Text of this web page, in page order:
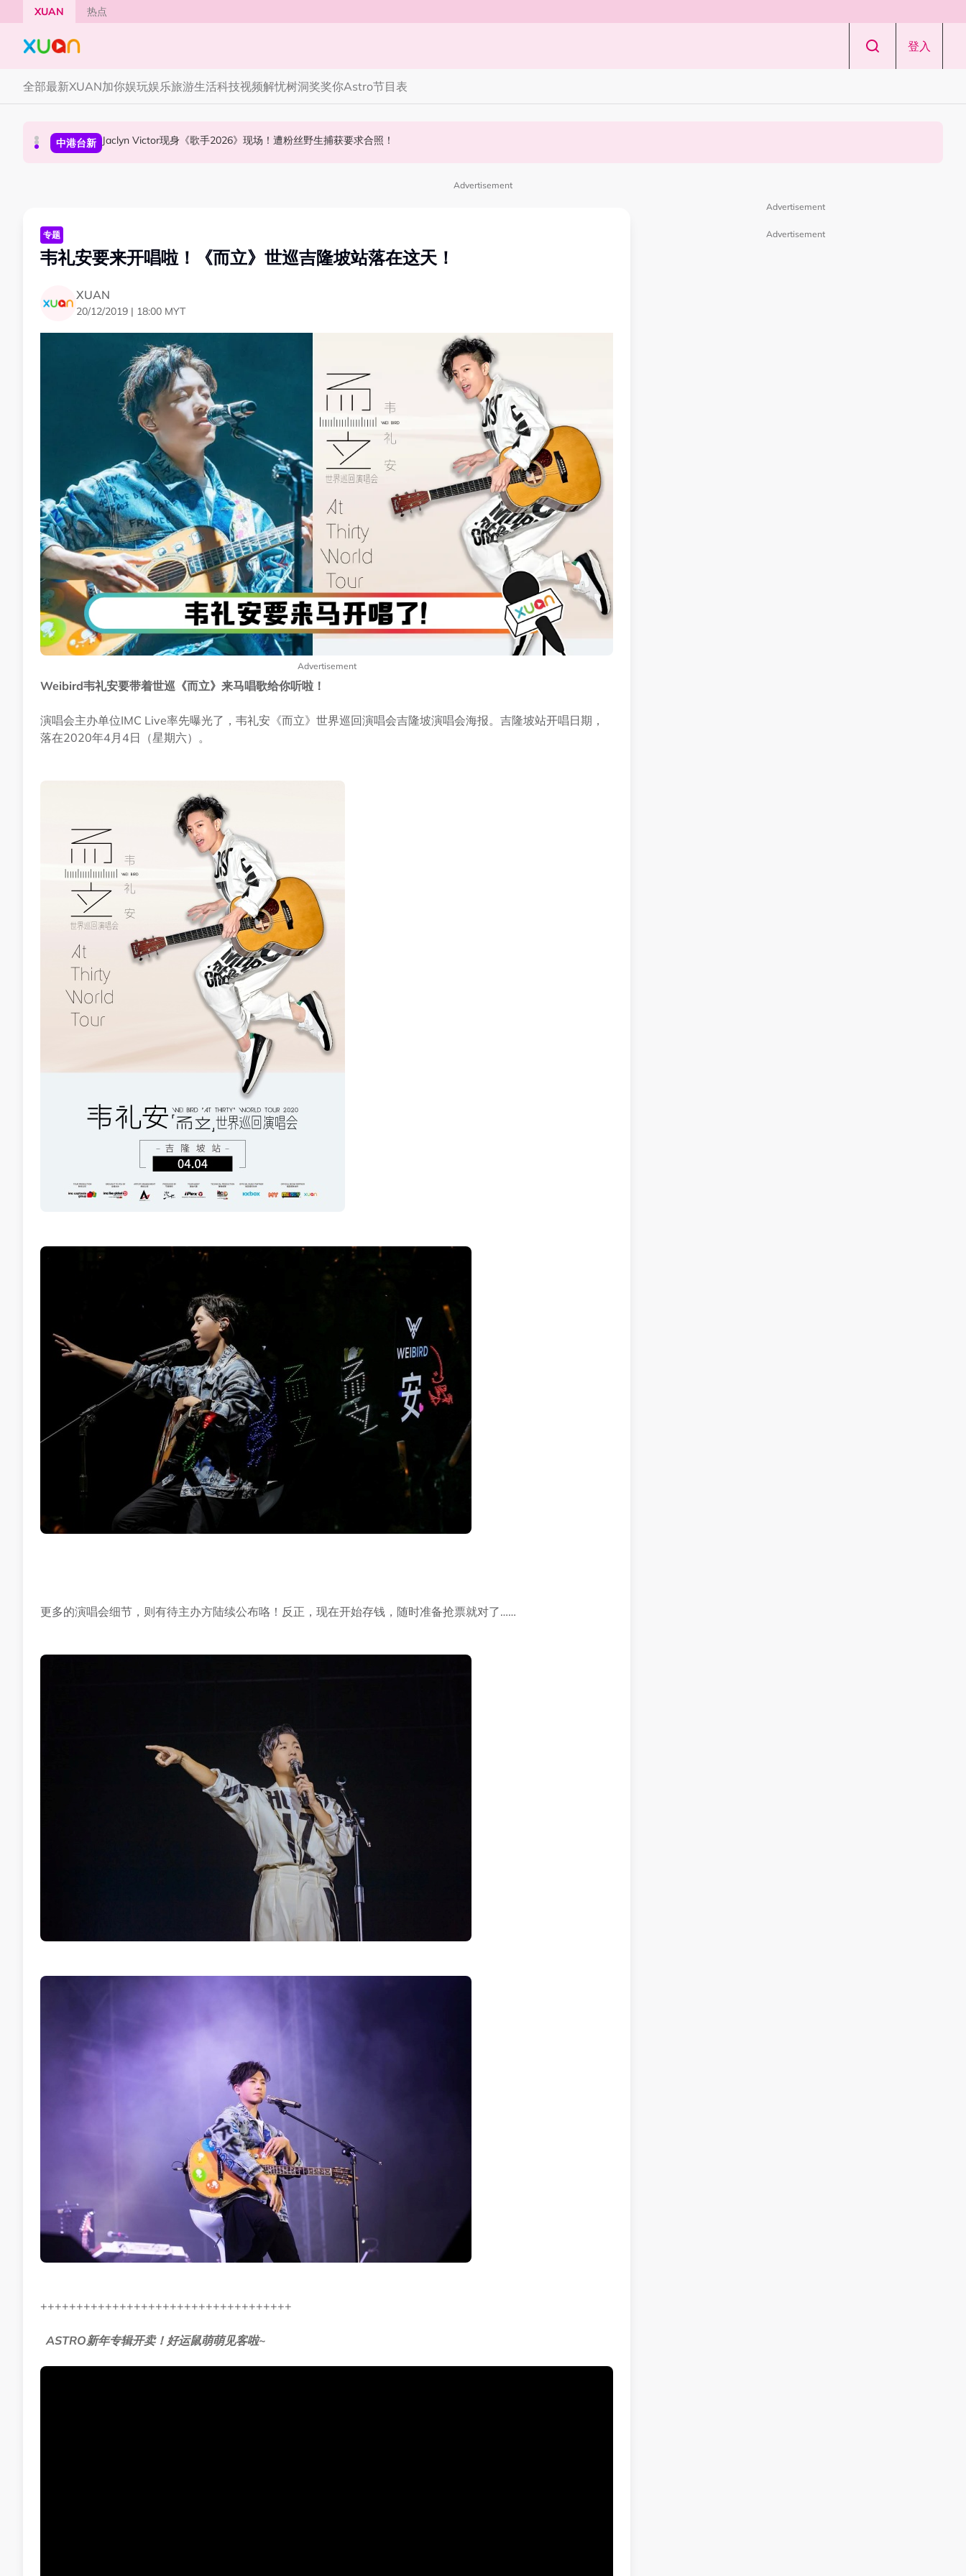
Skip to main content
XUAN 热点
登入
全部最新XUAN加你娱玩娱乐旅游生活科技视频解忧树洞奖奖你Astro节目表
国际星闻 YG大楼遭女粉持高尔夫球杆猛砸！BLACKPINK 10周年最新进展曝光！
中港台新 Jaclyn Victor现身《歌手2026》现场！遭粉丝野生捕获要求合照！
中港台新 中国《歌手2026》 “歌王之战” 成绩出炉！胡彦斌夺得歌王宝座！
Advertisement
专题
韦礼安要来开唱啦！《而立》世巡吉隆坡站落在这天！
XUAN
20/12/2019 | 18:00 MYT
Advertisement
Weibird韦礼安要带着世巡《而立》来马唱歌给你听啦！
演唱会主办单位IMC Live率先曝光了，韦礼安《而立》世界巡回演唱会吉隆坡演唱会海报。吉隆坡站开唱日期，
落在2020年4月4日（星期六）。
更多的演唱会细节，则有待主办方陆续公布咯！反正，现在开始存钱，随时准备抢票就对了……
+++++++++++++++++++++++++++++++++++
ASTRO新年专辑开卖！好运鼠萌萌见客啦~
Advertisement
Advertisement